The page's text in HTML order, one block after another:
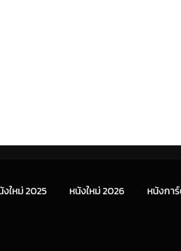
งใหม่ 2025 หนังใหม่ 2026 หนังกา